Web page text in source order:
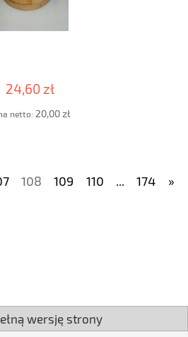
24,60 zł
netto: 20,00 zł
108 109 110 ... 174 »
wersję strony